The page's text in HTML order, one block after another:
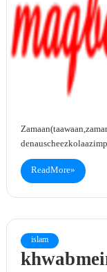
Zamaan (taawaan,
dena us cheez ko
Read More »
islam
khwab